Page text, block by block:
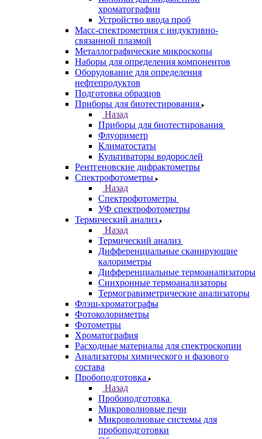
Назад
Газовая хроматография
Газовые хромато масс-спектрометры
Газовые хроматографы
Ионные хроматографы
Колонки для газовой хроматографии
Генераторы чистых газов
Жидкостная хроматография
Назад
Жидкостная хроматография
Жидкостные хромато масс-
спектрометры
Жидкостные хроматографы
Колонки для жидкостной
хроматографии
Устройство ввода проб
Масс-спектрометрия с индуктивно-
связанной плазмой
Металлографические микроскопы
Наборы для определения компонентов
Оборудование для определения
нефтепродуктов
Подготовка образцов
Приборы для биотестирования
Назад
Приборы для биотестирования
Флуориметр
Климатостаты
Культиваторы водорослей
Рентгеновские дифрактометры
Спектрофотометры
Назад
Спектрофотометры
УФ спектрофотометры
Термический анализ
Назад
Термический анализ
Дифференциальные сканирующие
калориметры
Дифференциальные термоанализаторы
Синхронные термоанализаторы
Термогравиметрические анализаторы